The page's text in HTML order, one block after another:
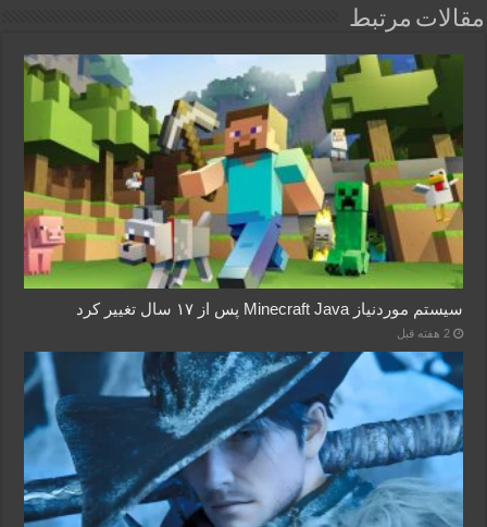
مقالات مرتبط
سیستم موردنیاز Minecraft Java پس از ۱۷ سال تغییر کرد
2 هفته قبل